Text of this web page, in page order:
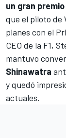
un gran premio
que el piloto de
planes con el
CEO de la F1,
mantuvo
Shinawatra
y quedó
actuales.